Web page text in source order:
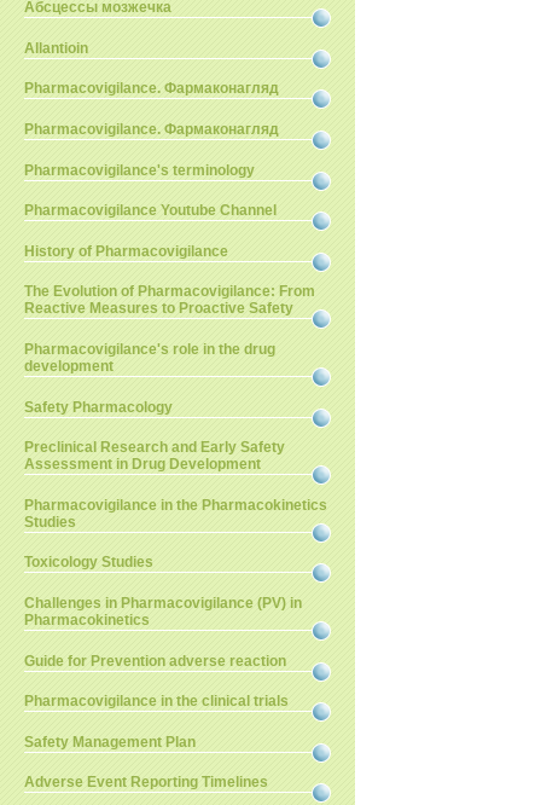
Абсцессы мозжечка
Allantioin
Pharmacovigilance. Фармаконагляд
Pharmacovigilance. Фармаконагляд
Pharmacovigilance's terminology
Pharmacovigilance Youtube Channel
History of Pharmacovigilance
The Evolution of Pharmacovigilance: From
Reactive Measures to Proactive Safety
Pharmacovigilance's role in the drug
development
Safety Pharmacology
Preclinical Research and Early Safety
Assessment in Drug Development
Pharmacovigilance in the Pharmacokinetics
Studies
Toxicology Studies
Challenges in Pharmacovigilance (PV) in
Pharmacokinetics
Guide for Prevention adverse reaction
Pharmacovigilance in the clinical trials
Safety Management Plan
Adverse Event Reporting Timelines